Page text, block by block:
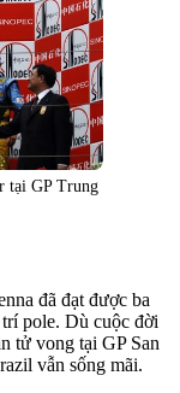
tại GP Trung
đã đạt được ba
pole. Dù cuộc đời
tử vong tại GP San
vẫn sống mãi.